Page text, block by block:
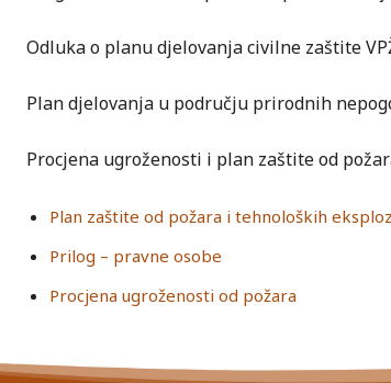
Odluka o planu djelovanja civilne zaštite
Plan djelovanja u području prirodnih
Procjena ugroženosti i plan zaštite od
Plan zaštite od požara i tehnoloških
Prilog – pravne osobe
Procjena ugroženosti od požara